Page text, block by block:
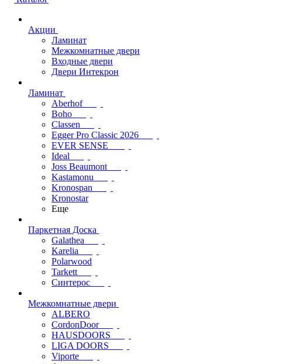
Акции
Ламинат
Межкомнатные двери
Входные двери
Двери Интекрон
Ламинат
Aberhof
Boho
Classen
Egger Pro Classic 2026
EVER SENSE
Ideal
Joss Beaumont
Kastamonu
Kronospan
Kronostar
Еще
Паркетная Доска
Galathea
Karelia
Polarwood
Tarkett
Синтерос
Межкомнатные двери
ALBERO
CordonDoor
HAUSDOORS
LIGA DOORS
Viporte